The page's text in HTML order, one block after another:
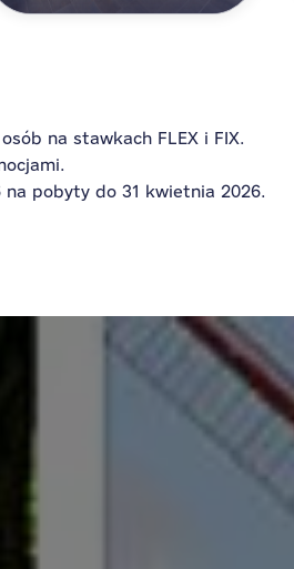
Amsterdam City West
na stawkach FLEX i FIX.
na pobyty do 31 kwietnia 2026.